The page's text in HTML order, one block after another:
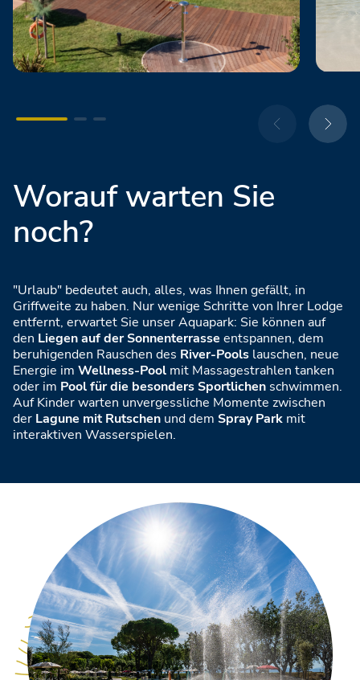
Worauf warten Sie
noch?
"Urlaub" bedeutet auch, alles, was Ihnen gefällt, in
Griffweite zu haben. Nur wenige Schritte von Ihrer Lodge
entfernt, erwartet Sie unser Aquapark: Sie können auf
den Liegen auf der Sonnenterrasse entspannen, dem
beruhigenden Rauschen des River-Pools lauschen, neue
Energie im Wellness-Pool mit Massagestrahlen tanken
oder im Pool für die besonders Sportlichen schwimmen.
Auf Kinder warten unvergessliche Momente zwischen
der Lagune mit Rutschen und dem Spray Park mit
interaktiven Wasserspielen.